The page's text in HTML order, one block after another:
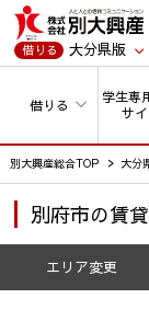
借りる 大分県版
借りる
学生専
サ
別大興産総合TOP 大分
エリア変更
別府市の賃